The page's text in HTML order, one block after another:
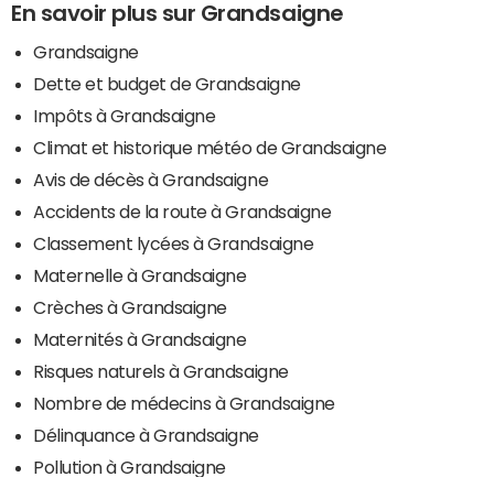
En savoir plus sur Grandsaigne
Grandsaigne
Dette et budget de Grandsaigne
Impôts à Grandsaigne
Climat et historique météo de Grandsaigne
Avis de décès à Grandsaigne
Accidents de la route à Grandsaigne
Classement lycées à Grandsaigne
Maternelle à Grandsaigne
Crèches à Grandsaigne
Maternités à Grandsaigne
Risques naturels à Grandsaigne
Nombre de médecins à Grandsaigne
Délinquance à Grandsaigne
Pollution à Grandsaigne